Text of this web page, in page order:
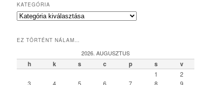
KATEGÓRIA
K
e
r
EZ TÖRTÉNT NÁLAM…
2026. AUGUSZTUS
h k s c p s v
1
2